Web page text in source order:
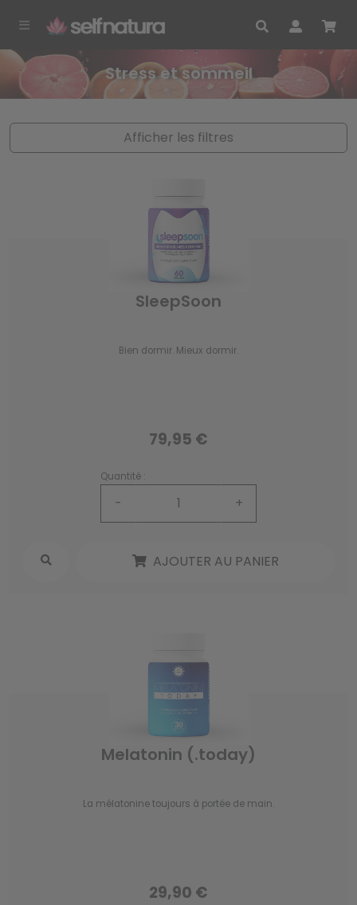
Stress et sommeil
Afficher les filtres
SleepSoon
Bien dormir. Mieux dormir.
79,95 €
Quantité :
- +
AJOUTER AU PANIER
Melatonin (.today)
La mélatonine toujours à portée de main.
29,90 €